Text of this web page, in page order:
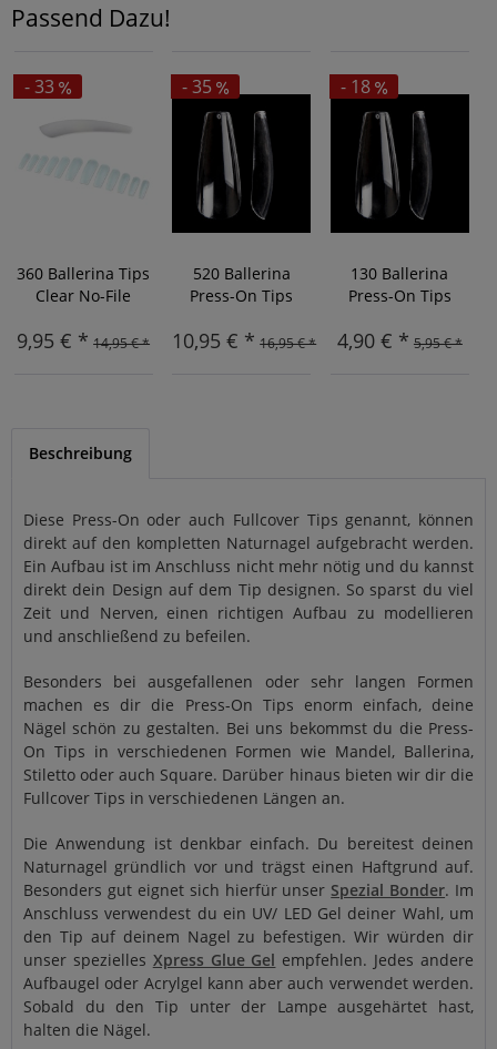
Passend Dazu!
- 33
360 Ballerina Tips
Clear No-File
9,95 € * 14,95 € *
- 35
520 Ballerina
Press-On Tips
10,95 € * 16,95 € *
- 18
130 Ballerina
Press-On Tips
4,90 € * 5,95 € *
Beschreibung
Diese Press-On oder auch Fullcover Tips genannt, können
direkt auf den kompletten Naturnagel aufgebracht werden.
Ein Aufbau ist im Anschluss nicht mehr nötig und du kannst
direkt dein Design auf dem Tip designen. So sparst du viel
Zeit und Nerven, einen richtigen Aufbau zu modellieren
und anschließend zu befeilen.
Besonders bei ausgefallenen oder sehr langen Formen
machen es dir die Press-On Tips enorm einfach, deine
Nägel schön zu gestalten. Bei uns bekommst du die Press-
On Tips in verschiedenen Formen wie Mandel, Ballerina,
Stiletto oder auch Square. Darüber hinaus bieten wir dir die
Fullcover Tips in verschiedenen Längen an.
Die Anwendung ist denkbar einfach. Du bereitest deinen
Naturnagel gründlich vor und trägst einen Haftgrund auf.
Besonders gut eignet sich hierfür unserSpezial Bonder. Im
Anschluss verwendest du ein UV/ LED Gel deiner Wahl, um
den Tip auf deinem Nagel zu befestigen. Wir würden dir
unser spezielles Xpress Glue Gel empfehlen. Jedes andere
Aufbaugel oder Acrylgel kann aber auch verwendet werden.
Sobald du den Tip unter der Lampe ausgehärtet hast,
halten die Nägel.